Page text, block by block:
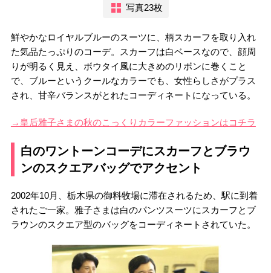
写真23枚
鮮やかなロイヤルブルーのスーツに、柄スカーフを取り入れ
た気品たっぷりのコーデ。スカーフは白ベースなので、顔周
りが明るく見え、ボウタイ風に大きめのリボンに巻くこと
で、ブルーというクールなカラーでも、女性らしさがプラス
され、甘辛バランスがとれたコーディネートになっている。
→皇后雅子さまの秋のこっくりカラーファッションはコチラ
白のワントーンコーデにスカーフとブラウ
ンのスクエアバッグでアクセント
2002年10月、栃木県の御料牧場に滞在されるため、駅に到着
されたご一家。雅子さまは白のパンツスーツにスカーフとブ
ラウンのスクエア型のバッグをコーディネートされていた。